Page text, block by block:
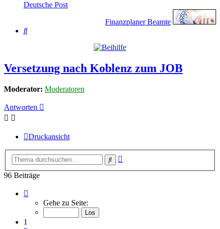
Deutsche Post
Finanzplaner Beamte
Suche
Versetzung nach Koblenz zum JOB
Moderator: Moderatoren
Antworten
Druckansicht
Suche
96 Beiträge
von
Gehe zu Seite:
1